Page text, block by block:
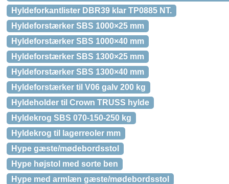
Hyldeforkantlister DBR39 klar TP0885 NT.
Hyldeforstærker SBS 1000×25 mm
Hyldeforstærker SBS 1000×40 mm
Hyldeforstærker SBS 1300×25 mm
Hyldeforstærker SBS 1300×40 mm
Hyldeforstærker til V06 galv 200 kg
Hyldeholder til Crown TRUSS hylde
Hyldekrog SBS 070-150-250 kg
Hyldekrog til lagerreoler mm
Hype gæste/mødebordsstol
Hype højstol med sorte ben
Hype med armlæn gæste/mødebordsstol